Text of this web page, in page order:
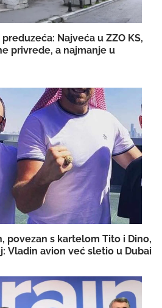
Najveća u ZZO KS,
privrede, a najmanje u
povezan s kartelom Tito i Dino,
Vladin avion već sletio u Dubai